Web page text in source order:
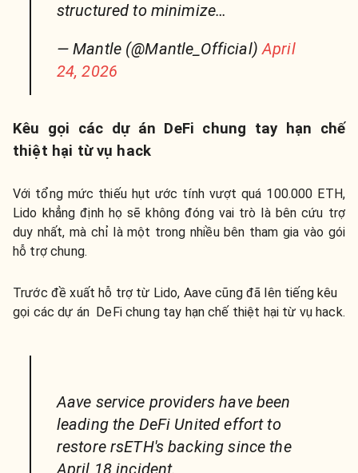
structured to minimize…
— Mantle (@Mantle_Official)April
24, 2026
Kêu gọi các dự án DeFi chung tay hạn chế
thiệt hại từ vụ hack
Với tổng mức thiếu hụt ước tính vượt quá 100.000 ETH,
Lido khẳng định họ sẽ không đóng vai trò là bên cứu trợ
duy nhất, mà chỉ là một trong nhiều bên tham gia vào gói
hỗ trợ chung.
Trước đề xuất hỗ trợ từ Lido, Aave cũng đã lên tiếng kêu
gọi các dự án DeFi chung tay hạn chế thiệt hại từ vụ hack.
Aave service providers have been
leading the DeFi United effort to
restore rsETH's backing since the
April 18 incident.